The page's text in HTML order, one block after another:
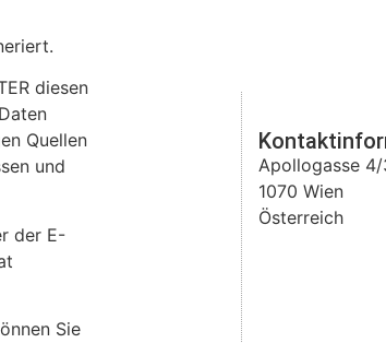
diesen
Quellen
und
der E-
Sie
Apollogasse 4/
1070 Wien
Österreich